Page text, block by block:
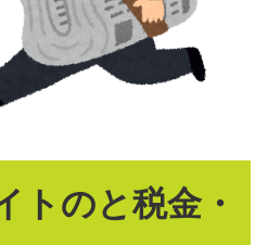
トのと税金・